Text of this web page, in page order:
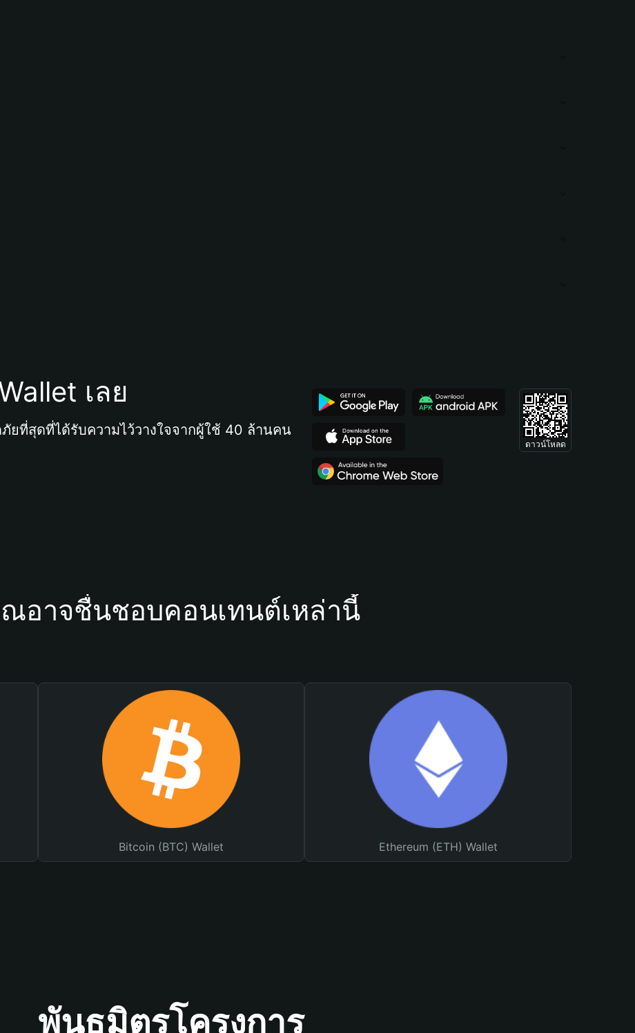
เลย
ที่สุดที่ได้รับความไว้วางใจจากผู้ใช้ 40 ล้านคน
ดาวน์โหลด
อาจชื่นชอบคอนเทนต์เหล่านี้
Bitcoin (BTC) Wallet Ethereum (ETH) Wallet
พันธมิตรโครงการ